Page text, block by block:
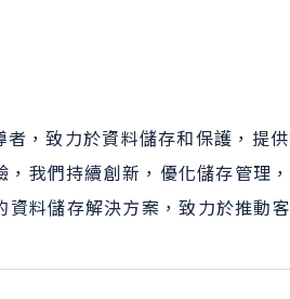
，致力於資料儲存和保護，提
我們持續創新，優化儲存管理
料儲存解決方案，致力於推動